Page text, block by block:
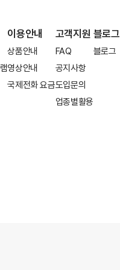
이용안내
상품안내
영상안내
국제전화 요금
고객지원
FAQ
공지사항
도입문의
업종별활용
블로그
블로그